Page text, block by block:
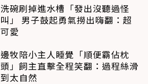
洗碗刷掉進水槽「發出沒聽過怪
叫」 男子鼓起勇氣撈出嗨翻：超
可愛
邊牧陪小主人睡覺「順便霸佔枕
頭」飼主直擊全程笑翻：過程絲滑
到太自然